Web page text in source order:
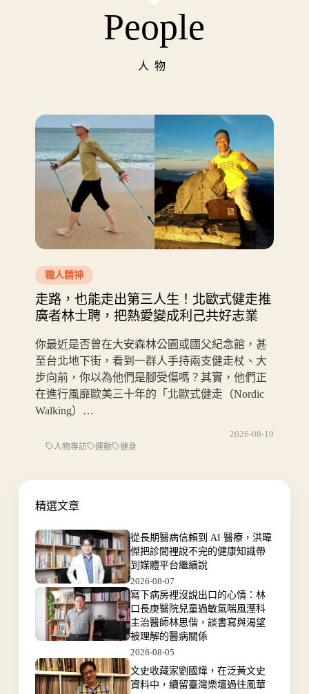
People
人物
職人精神
走路，也能走出第三人生！北歐式健走推
廣者林士聘，把熱愛變成利己共好志業
你最近是否曾在大安森林公園或國父紀念館，甚
至台北地下街，看到一群人手持兩支健走杖、大
步向前，你以為他們是腳受傷嗎？其實，他們正
在進行風靡歐美三十年的「北歐式健走（Nordic
Walking）…
2026-08-10
人物專訪 運動 健身
精選文章
從長期醫病信賴到 AI 醫療，洪暐
傑把診間裡說不完的健康知識帶
到媒體平台繼續說
2026-08-07
寫下病房裡沒說出口的心情：林
口長庚醫院兒童過敏氣喘風溼科
主治醫師林思偕，談書寫與渴望
被理解的醫病關係
2026-08-05
文史收藏家劉國煒，在泛黃文史
資料中，續留臺灣樂壇過往風華